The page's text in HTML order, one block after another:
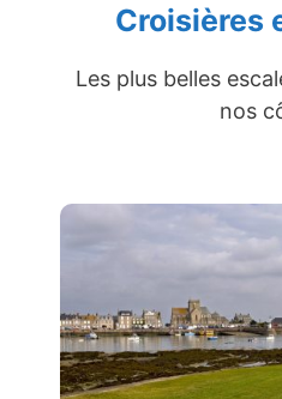
Croisières
Les plus belles
nos